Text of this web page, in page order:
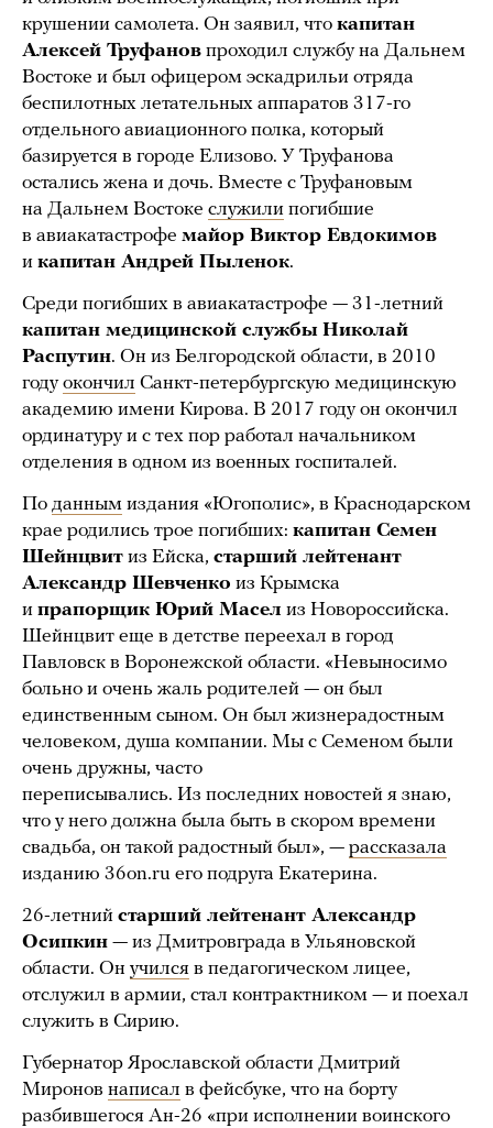
крушении самолета. Он заявил, что капитан
Алексей Труфанов проходил службу на Дальнем
Востоке и был офицером эскадрильи отряда
беспилотных летательных аппаратов 317-го
отдельного авиационного полка, который
базируется в городе Елизово. У Труфанова
остались жена и дочь. Вместе с Труфановым
на Дальнем Востоке служили погибшие
в авиакатастрофе майор Виктор Евдокимов
и капитан Андрей Пыленок.
Среди погибших в авиакатастрофе — 31-летний
капитан медицинской службы Николай
Распутин. Он из Белгородской области, в 2010
годуокончил Санкт-петербургскую медицинскую
академию имени Кирова. В 2017 году он окончил
ординатуру и с тех пор работал начальником
отделения в одном из военных госпиталей.
По данным издания «Югополис», в Краснодарском
крае родились трое погибших: капитан Семен
Шейнцвит из Ейска, старший лейтенант
Александр Шевченко из Крымска
и прапорщик Юрий Масел из Новороссийска.
Шейнцвит еще в детстве переехал в город
Павловск в Воронежской области. «Невыносимо
больно и очень жаль родителей — он был
единственным сыном. Он был жизнерадостным
человеком, душа компании. Мы с Семеном были
очень дружны, часто
переписывались. Из последних новостей я знаю,
что у него должна была быть в скором времени
свадьба, он такой радостный был», — рассказала
изданию 36on.ru его подруга Екатерина.
26-летний старший лейтенант Александр
Осипкин — из Дмитровграда в Ульяновской
области. Он учился в педагогическом лицее,
отслужил в армии, стал контрактником — и поехал
служить в Сирию.
Губернатор Ярославской области Дмитрий
Миронов написал в фейсбуке, что на борту
разбившегося Ан-26 «при исполнении воинского